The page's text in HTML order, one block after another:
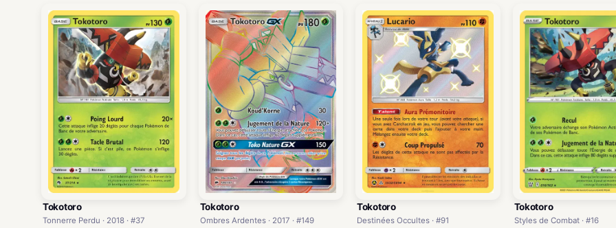
Tokotoro
Tonnerre Perdu · 2018 · #37
Tokotoro
Ombres Ardentes · 2017 · #149
Tokotoro
Destinées Occultes · #91
Tokotoro
Styles de Combat · #16